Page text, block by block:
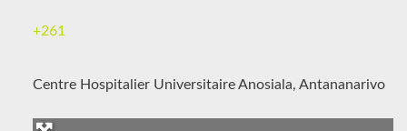
+261
Centre Hospitalier Universitaire Anosiala, Antananarivo